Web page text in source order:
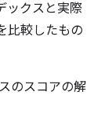
ックスと実際
比較したもの
のスコアの解